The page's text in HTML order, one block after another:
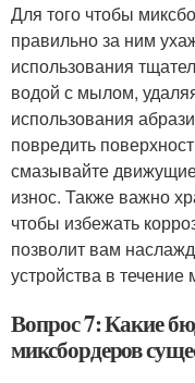
Для того чтобы
правильно за ним
использования
водой с мылом,
использования
повредить
смазывайте
износ. Также важно
чтобы избежать
позволит вам
устройства в течение
Вопрос 7: Какие
миксбордеров